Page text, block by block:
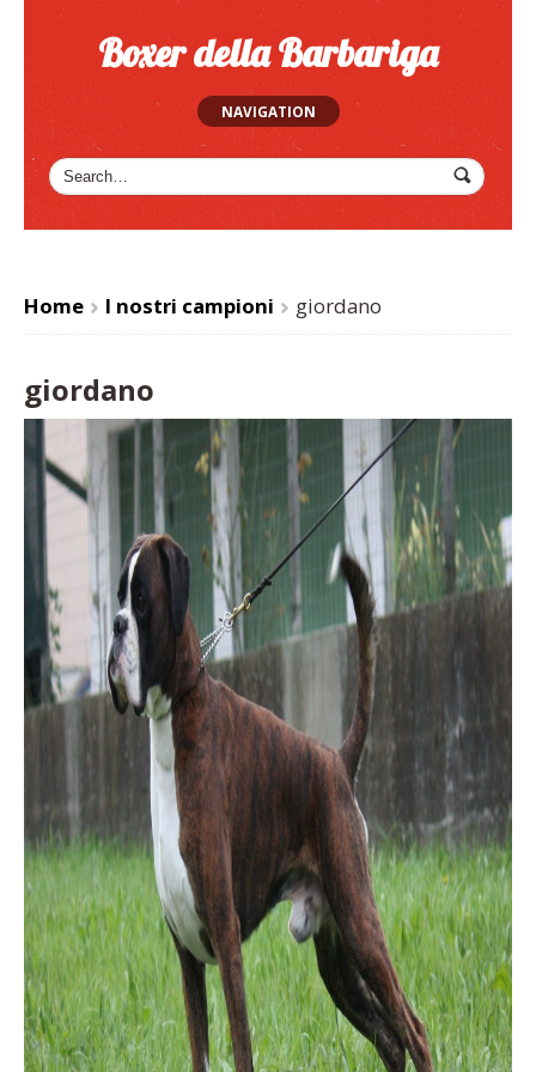
Boxer della Barbariga
NAVIGATION
Home
>
I nostri campioni
>
giordano
giordano